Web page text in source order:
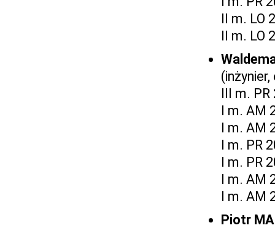
II m. LO
II m. LO
III m. PR
I m. AM
I m. AM
I m. PR
I m. PR
I m. AM
I m. AM
Piotr